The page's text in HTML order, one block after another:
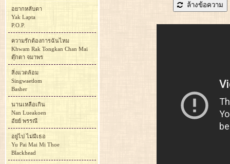
ล้างข้อความ
อยากหลับตา
Yak Lapta
P.O.P.
ความรักต้องการฉันไหม
Khwam Rak Tongkan Chan Mai
ตุ๊กตา จมาพร
สิ่งแวดล้อม
Singwaetlom
Basher
นานเหลือเกิน
Nan Lueakoen
อัยย์ พรรณี
อยู่ไป ไม่มีเธอ
Yu Pai Mai Mi Thoe
Blackhead